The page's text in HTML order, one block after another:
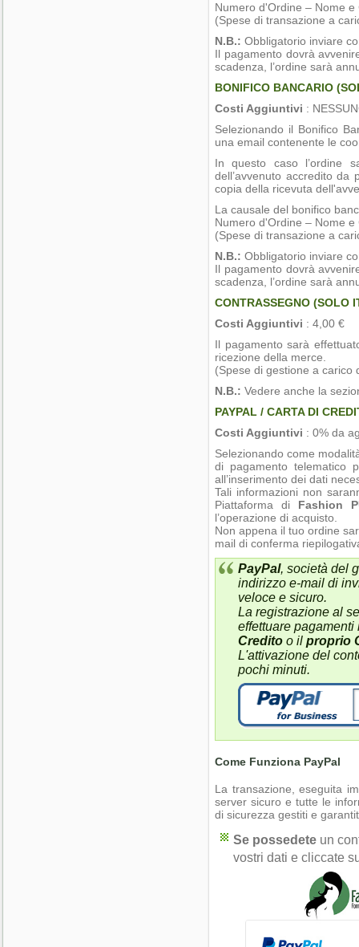
Numero d'Ordine – Nome
(Spese di transazione a
N.B.: Obbligatorio inviare
Il pagamento dovrà
scadenza, l’ordine sarà
BONIFICO BANCARIO
Costi Aggiuntivi :
Selezionando il Bonifico
una email contenente le
In questo caso l’ordine
dell’avvenuto accredito
copia della ricevuta
La causale del bonifico
Numero d'Ordine – Nome
(Spese di transazione a
N.B.: Obbligatorio inviare
Il pagamento dovrà
scadenza, l’ordine sarà
CONTRASSEGNO (SOLO
Costi Aggiuntivi : 4,00 €
Il pagamento sarà
ricezione della merce.
(Spese di gestione a carico
N.B.: Vedere anche la
PAYPAL / CARTA DI
Costi Aggiuntivi : 0% da
Selezionando come
di pagamento telematico
all’inserimento dei dati
Tali informazioni non
Piattaforma di Fashion
l’operazione di acquisto.
Non appena il tuo ordine
mail di conferma
PayPal, società del
indirizzo e-mail di
veloce e sicuro.
La registrazione al
effettuare
Credito o il proprio
L'attivazione del
pochi minuti.
Come Funziona PayPal
La transazione, eseguita
server sicuro e tutte le
di sicurezza gestiti e
Se possedete un
vostri dati e cliccate